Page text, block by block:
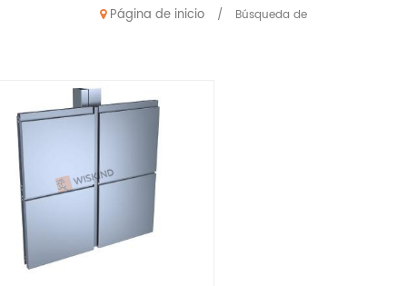
Página de inicio / Búsqueda de